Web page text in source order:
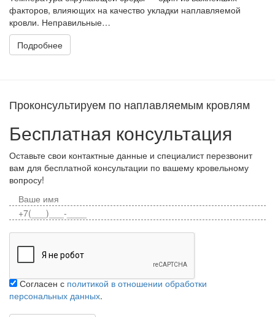
факторов, влияющих на качество укладки наплавляемой
кровли. Неправильные…
Подробнее
Проконсультируем по наплавляемым кровлям
Бесплатная консультация
Оставьте свои контактные данные и специалист перезвонит
вам для бесплатной консультации по вашему кровельному
вопросу!
Согласен с политикой в отношении обработки
персональных данных.